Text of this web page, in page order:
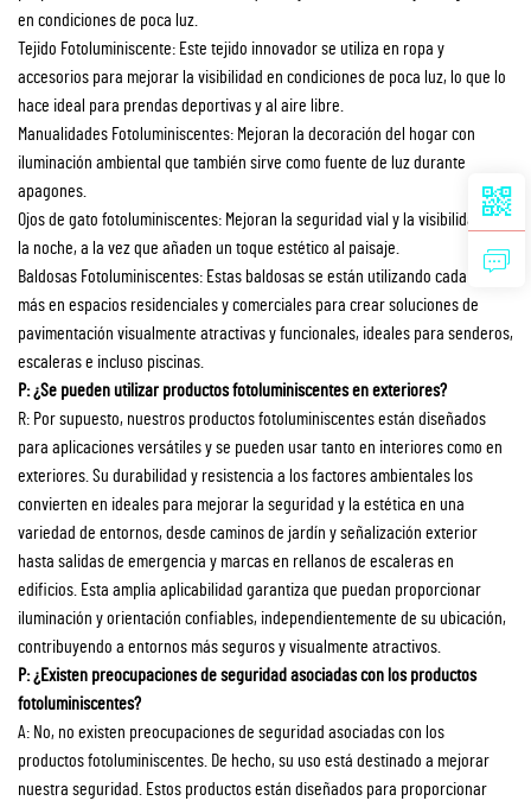
en condiciones de poca luz.
Tejido Fotoluminiscente: Este tejido innovador se utiliza en ropa y
accesorios para mejorar la visibilidad en condiciones de poca luz, lo que lo
hace ideal para prendas deportivas y al aire libre.
Manualidades Fotoluminiscentes: Mejoran la decoración del hogar con
iluminación ambiental que también sirve como fuente de luz durante
apagones.
Ojos de gato fotoluminiscentes: Mejoran la seguridad vial y la visibilidad por
la noche, a la vez que añaden un toque estético al paisaje.
Baldosas Fotoluminiscentes: Estas baldosas se están utilizando cada vez
más en espacios residenciales y comerciales para crear soluciones de
pavimentación visualmente atractivas y funcionales, ideales para senderos,
escaleras e incluso piscinas.
P: ¿Se pueden utilizar productos fotoluminiscentes en exteriores?
R: Por supuesto, nuestros productos fotoluminiscentes están diseñados
para aplicaciones versátiles y se pueden usar tanto en interiores como en
exteriores. Su durabilidad y resistencia a los factores ambientales los
convierten en ideales para mejorar la seguridad y la estética en una
variedad de entornos, desde caminos de jardín y señalización exterior
hasta salidas de emergencia y marcas en rellanos de escaleras en
edificios. Esta amplia aplicabilidad garantiza que puedan proporcionar
iluminación y orientación confiables, independientemente de su ubicación,
contribuyendo a entornos más seguros y visualmente atractivos.
P: ¿Existen preocupaciones de seguridad asociadas con los productos
fotoluminiscentes?
A: No, no existen preocupaciones de seguridad asociadas con los
productos fotoluminiscentes. De hecho, su uso está destinado a mejorar
nuestra seguridad. Estos productos están diseñados para proporcionar